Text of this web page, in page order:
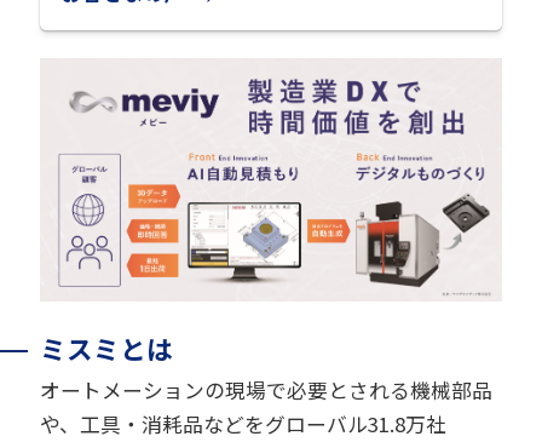
ミスミとは
オートメーションの現場で必要とされる機械部品
や、工具・消耗品などをグローバル31.8万社